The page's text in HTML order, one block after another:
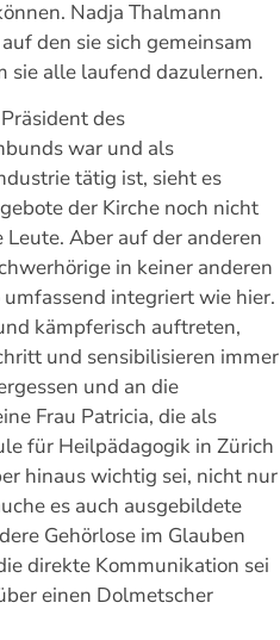
Nadja Thalmann
den sie sich gemeinsam
sie alle laufend dazulernen.
des
war und als
tätig ist, sieht es
der Kirche noch nicht
Aber auf der anderen
in keiner anderen
integriert wie hier.
kämpferisch auftreten,
und sensibilisieren immer
und an die
Frau Patricia, die als
für Heilpädagogik in Zürich
hinaus wichtig sei, nicht nur
es auch ausgebildete
Gehörlose im Glauben
direkte Kommunikation sei
einen Dolmetscher